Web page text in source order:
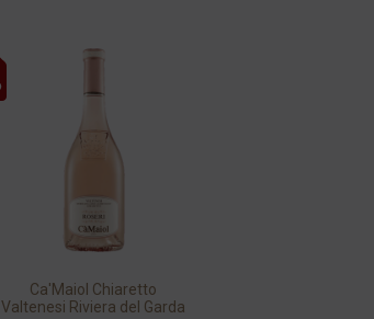
Ca'Maiol Chiaretto
Valtenesi Riviera del Garda